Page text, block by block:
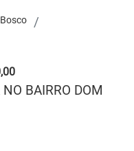
BAIRRO DOM